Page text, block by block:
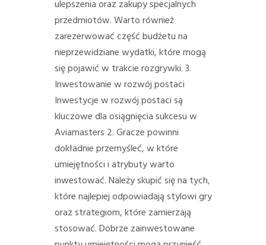
ulepszenia oraz zakupy specjalnych
przedmiotów. Warto również
zarezerwować część budżetu na
nieprzewidziane wydatki, które mogą
się pojawić w trakcie rozgrywki. 3.
Inwestowanie w rozwój postaci
Inwestycje w rozwój postaci są
kluczowe dla osiągnięcia sukcesu w
Aviamasters 2. Gracze powinni
dokładnie przemyśleć, w które
umiejętności i atrybuty warto
inwestować. Należy skupić się na tych,
które najlepiej odpowiadają stylowi gry
oraz strategiom, które zamierzają
stosować. Dobrze zainwestowane